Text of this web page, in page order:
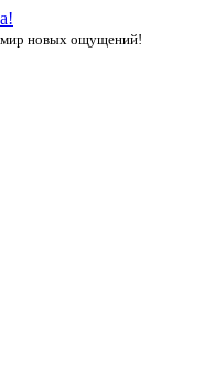
новых ощущений!